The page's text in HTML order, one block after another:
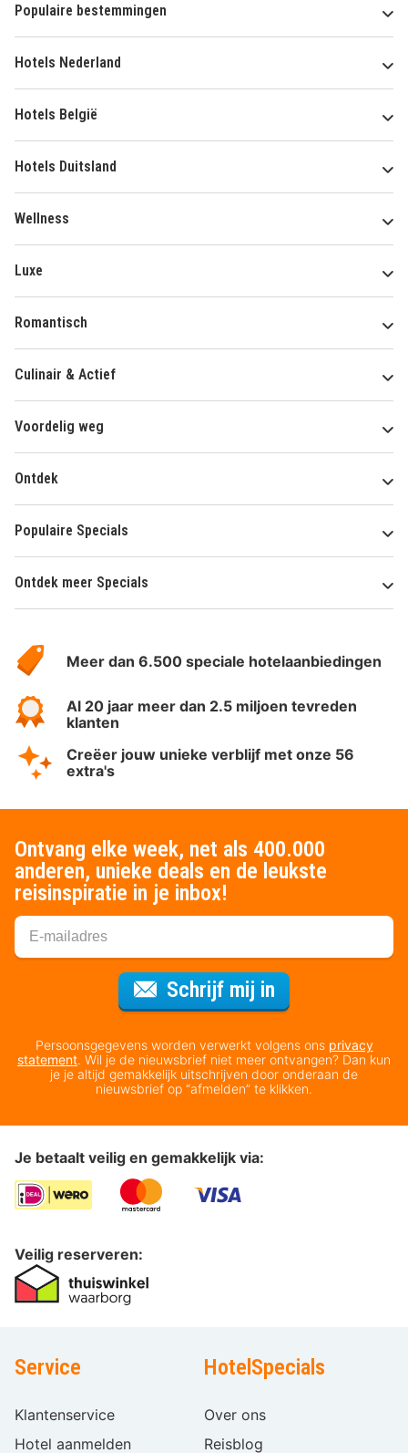
Populaire bestemmingen
Hotels Nederland
Hotels België
Hotels Duitsland
Wellness
Luxe
Romantisch
Culinair & Actief
Voordelig weg
Ontdek
Populaire Specials
Ontdek meer Specials
HotelSpecials
Meer dan 6.500 speciale hotelaanbiedingen
Al 20 jaar meer dan 2.5 miljoen tevreden
klanten
Creëer jouw unieke verblijf met onze 56
extra's
Ontvang elke week, net als 400.000
anderen, unieke deals en de leukste
reisinspiratie in je inbox!
Schrijf mij in
Persoonsgegevens worden verwerkt volgens ons privacy
statement. Wil je de nieuwsbrief niet meer ontvangen? Dan kun
je je altijd gemakkelijk uitschrijven door onderaan de
nieuwsbrief op “afmelden” te klikken.
Je betaalt veilig en gemakkelijk via:
Veilig reserveren:
Service
Klantenservice
Hotel aanmelden
HotelSpecials
Over ons
Reisblog